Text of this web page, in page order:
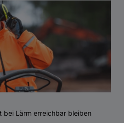
bei Lärm erreichbar bleiben